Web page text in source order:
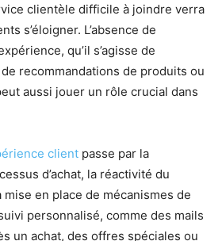
clientèle difficile à joindre verra
s’éloigner. L’absence de
qu’il s’agisse de
recommandations de produits ou
aussi jouer un rôle crucial dans
client passe par la
d’achat, la réactivité du
en place de mécanismes de
personnalisé, comme des mails
un achat, des offres spéciales ou